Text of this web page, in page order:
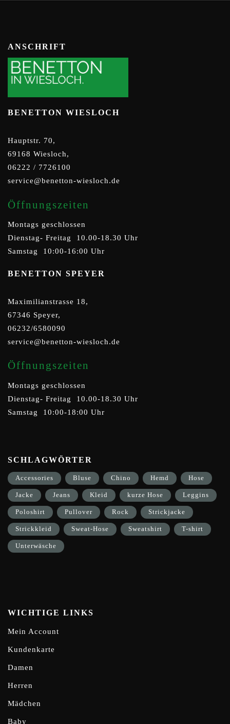
ANSCHRIFT
BENETTON WIESLOCH
Hauptstr. 70,
69168 Wiesloch,
06222 / 7726100
service@benetton-wiesloch.de
Öffnungszeiten
Montags geschlossen
Dienstag- Freitag 10.00-18.30 Uhr
Samstag 10:00-16:00 Uhr
BENETTON SPEYER
Maximilianstrasse 18,
67346 Speyer,
06232/6580090
service@benetton-wiesloch.de
Öffnungszeiten
Montags geschlossen
Dienstag- Freitag 10.00-18.30 Uhr
Samstag 10:00-18:00 Uhr
SCHLAGWÖRTER
Accessories Bluse Chino Hemd Hose
Jacke Jeans Kleid kurze Hose Leggins
Poloshirt Pullover Rock Strickjacke
Strickkleid Sweat-Hose Sweatshirt T-shirt
Unterwäsche
WICHTIGE LINKS
Mein Account
Kundenkarte
Damen
Herren
Mädchen
Baby